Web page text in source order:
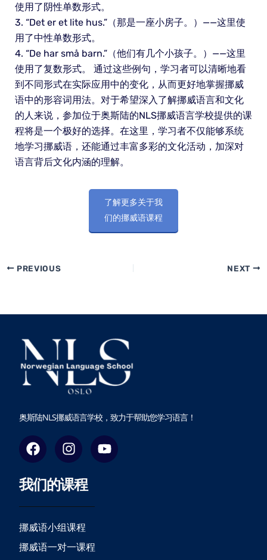
使用了阴性单数形式。
3. “Det er et lite hus.”（那是一座小房子。）——这里使
用了中性单数形式。
4. “De har små barn.”（他们有几个小孩子。）——这里
使用了复数形式。 通过这些例句，学习者可以清晰地看
到不同形式在实际应用中的变化，从而更好地掌握挪威
语中的形容词用法。对于希望深入了解挪威语言和文化
的人来说，参加位于奥斯陆的NLS挪威语言学校提供的课
程将是一个极好的选择。在这里，学习者不仅能够系统
地学习挪威语，还能通过丰富多彩的文化活动，加深对
语言背后文化内涵的理解。
了解更多关于我
们的挪威语课程
PREVIOUS NEXT
奥斯陆NLS挪威语言学校，致力于帮助您学习语言！
F
a
c
e
b
o
o
k
I
n
s
t
a
g
r
a
m
Y
o
u
我们的课程
挪威语小组课程
挪威语一对一课程